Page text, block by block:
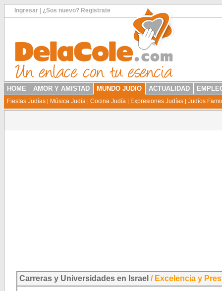
Ingresar ¿Sos nuevo? Registrate
HOME AMOR Y AMISTAD MUNDO JUDIO ACTUALIDAD
Fiestas Judías | Música Judía | Cocina Judía | Expresiones Judías | Judíos
Carreras y Universidades en Israel / Excelencia y